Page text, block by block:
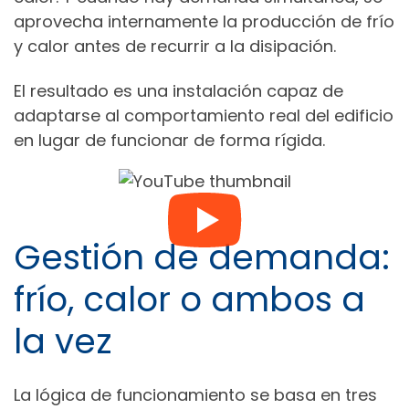
aprovecha internamente la producción de frío
y calor antes de recurrir a la disipación.
El resultado es una instalación capaz de
adaptarse al comportamiento real del edificio
en lugar de funcionar de forma rígida.
Gestión de demanda:
frío, calor o ambos a
la vez
La lógica de funcionamiento se basa en tres